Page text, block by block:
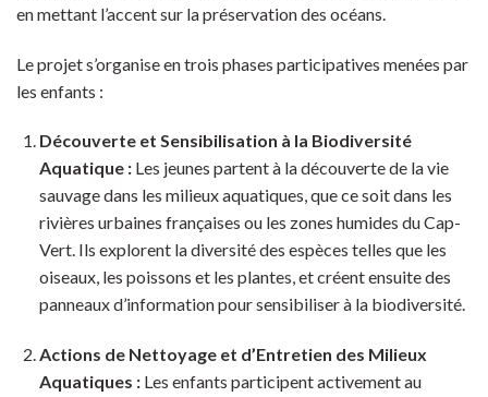
en mettant l’accent sur la préservation des océans.
Le projet s’organise en trois phases participatives menées par
les enfants :
Découverte et Sensibilisation à la Biodiversité
Aquatique :Les jeunes partent à la découverte de la vie
sauvage dans les milieux aquatiques, que ce soit dans les
rivières urbaines françaises ou les zones humides du Cap-
Vert. Ils explorent la diversité des espèces telles que les
oiseaux, les poissons et les plantes, et créent ensuite des
panneaux d’information pour sensibiliser à la biodiversité.
Actions de Nettoyage et d’Entretien des Milieux
Aquatiques :Les enfants participent activement au